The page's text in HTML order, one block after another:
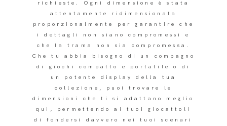
richieste. Ogni dimensione è stata
attentamente ridimensionata
proporzionalmente per garantire che
i dettagli non siano compromessi e
che la trama non sia compromessa.
Che tu abbia bisogno di un compagno
di giochi compatto e portatile o di
un potente display della tua
collezione, puoi trovare le
dimensioni che ti si adattano meglio
qui, permettendo ai tuoi giocattoli
di fondersi davvero nei tuoi scenari